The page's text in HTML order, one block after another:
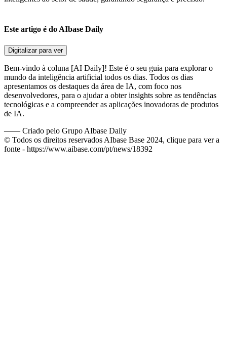
Este artigo é do AIbase Daily
Digitalizar para ver
Bem-vindo à coluna [AI Daily]! Este é o seu guia para explorar o
mundo da inteligência artificial todos os dias. Todos os dias
apresentamos os destaques da área de IA, com foco nos
desenvolvedores, para o ajudar a obter insights sobre as tendências
tecnológicas e a compreender as aplicações inovadoras de produtos
de IA.
—— Criado pelo Grupo AIbase Daily
© Todos os direitos reservados AIbase Base 2024, clique para ver a
fonte - https://www.aibase.com/pt/news/18392